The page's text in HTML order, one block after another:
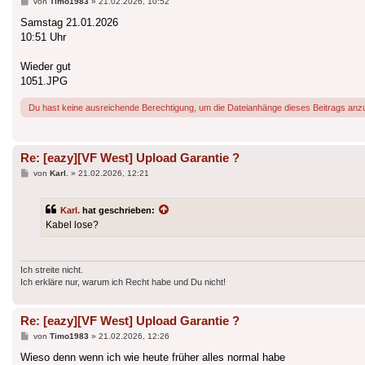
Samstag 21.01.2026
10:51 Uhr
Wieder gut
1051.JPG
Du hast keine ausreichende Berechtigung, um die Dateianhänge dieses Beitrags
Re: [eazy][VF West] Upload Garantie ?
Beitrag
von Karl. » 21.02.2026, 12:21
Karl. hat geschrieben:
Kabel lose?
Ich streite nicht.
Ich erkläre nur, warum ich Recht habe und Du nicht!
Re: [eazy][VF West] Upload Garantie ?
Beitrag
von Timo1983» 21.02.2026, 12:26
Wieso denn wenn ich wie heute früher alles normal habe